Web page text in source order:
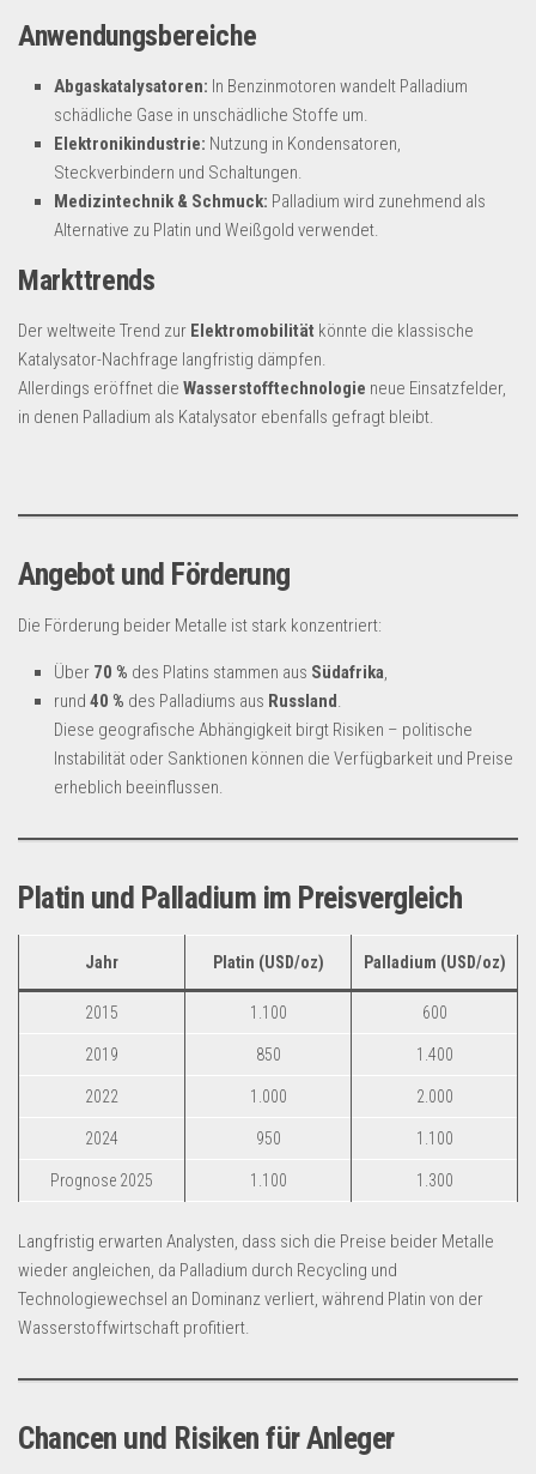
Anwendungsbereiche
Abgaskatalysatoren: In Benzinmotoren wandelt Palladium
schädliche Gase in unschädliche Stoffe um.
Elektronikindustrie: Nutzung in Kondensatoren,
Steckverbindern und Schaltungen.
Medizintechnik & Schmuck: Palladium wird zunehmend als
Alternative zu Platin und Weißgold verwendet.
Markttrends
Der weltweite Trend zur Elektromobilität könnte die klassische
Katalysator-Nachfrage langfristig dämpfen.
Allerdings eröffnet die Wasserstofftechnologie neue Einsatzfelder,
in denen Palladium als Katalysator ebenfalls gefragt bleibt.
Angebot und Förderung
Die Förderung beider Metalle ist stark konzentriert:
Über 70 % des Platins stammen aus Südafrika,
rund 40 % des Palladiums aus Russland.
Diese geografische Abhängigkeit birgt Risiken – politische
Instabilität oder Sanktionen können die Verfügbarkeit und Preise
erheblich beeinflussen.
Platin und Palladium im Preisvergleich
Jahr Platin (USD/oz) Palladium (USD/oz)
2015 1.100 600
2019 850 1.400
2022 1.000 2.000
2024 950 1.100
Prognose 2025 1.100 1.300
Langfristig erwarten Analysten, dass sich die Preise beider Metalle
wieder angleichen, da Palladium durch Recycling und
Technologiewechsel an Dominanz verliert, während Platin von der
Wasserstoffwirtschaft profitiert.
Chancen und Risiken für Anleger